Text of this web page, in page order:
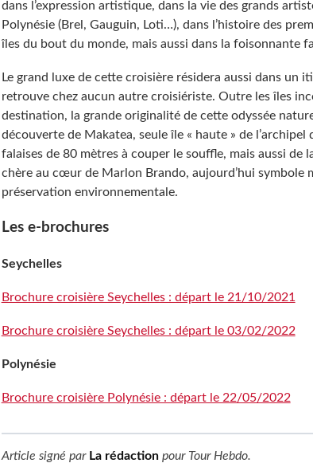
dans l’expression artistique, dans la vie des grands
Polynésie (Brel, Gauguin, Loti…), dans l’histoire des
îles du bout du monde, mais aussi dans la foisonnante
Le grand luxe de cette croisière résidera aussi dans un
retrouve chez aucun autre croisiériste. Outre les îles
destination, la grande originalité de cette odyssée
découverte de Makatea, seule île « haute » de l’archipel
falaises de 80 mètres à couper le souffle, mais aussi de
chère au cœur de Marlon Brando, aujourd’hui symbole
préservation environnementale.
Les e-brochures
Seychelles
Brochure croisière Seychelles : départ le 21/10/2021
Brochure croisière Seychelles : départ le 03/02/2022
Polynésie
Brochure croisière Polynésie : départ le 22/05/2022
Article signé par La rédactionpour Tour Hebdo.